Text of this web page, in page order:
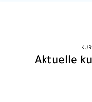
Aktuelle